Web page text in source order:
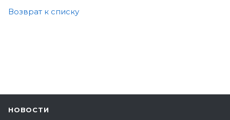
Возврат к списку
НОВОСТИ